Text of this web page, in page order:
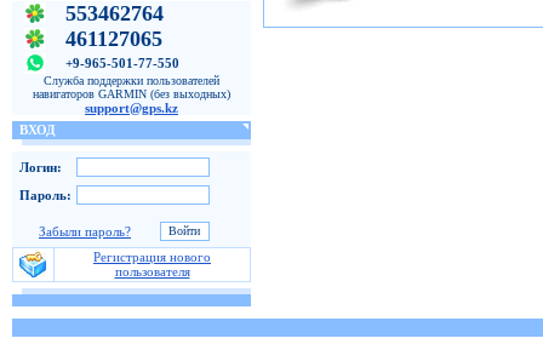
553462764
461127065
+9-965-501-77-550
Служба поддержки пользователей
навигаторов GARMIN (без выходных)
support@gps.kz
ВХОД
Логин:
Пароль:
Забыли пароль?
Регистрация нового
пользователя